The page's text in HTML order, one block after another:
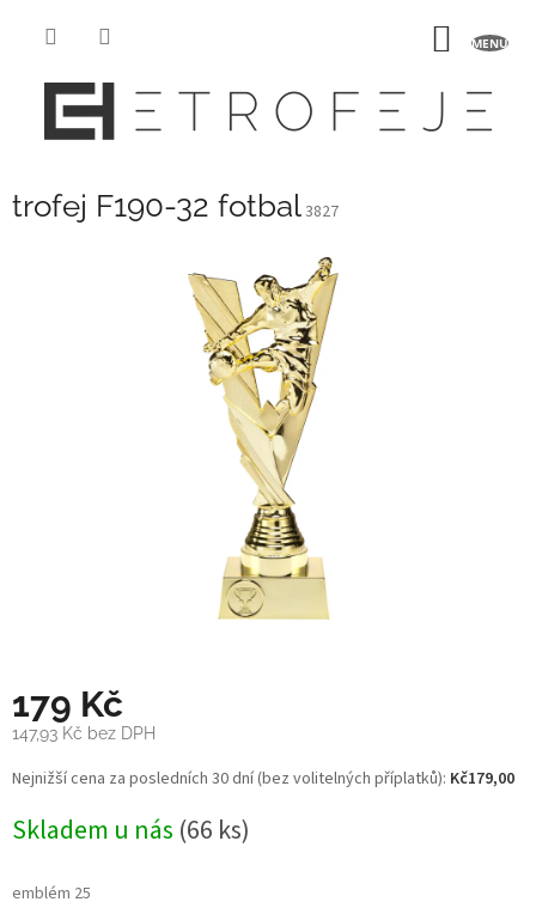
trofej F190-32 fotbal3827
179 Kč
147,93 Kč bez DPH
Měrná
cena:
Nejnižší cena za posledních 30 dní (bez volitelných příplatků): Kč179,00
Skladem u nás (66 ks)
emblém 25